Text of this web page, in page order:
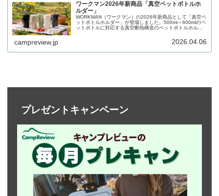
ワークマン2026年新商品「真空ペットボトルホ
ルダー」
WORKMAN（ワークマン）の2026年新商品として「真空ペ
ットボトルホルダー」が登場しました。500ml～600mlのペ
ットボトルに対応する真空断熱構造のペットボトルホルダ
冷たいまま持ち運ぶことができます。詳細をレビューしま
campreview.jp 2026.04.06
プレゼントキャンペーン